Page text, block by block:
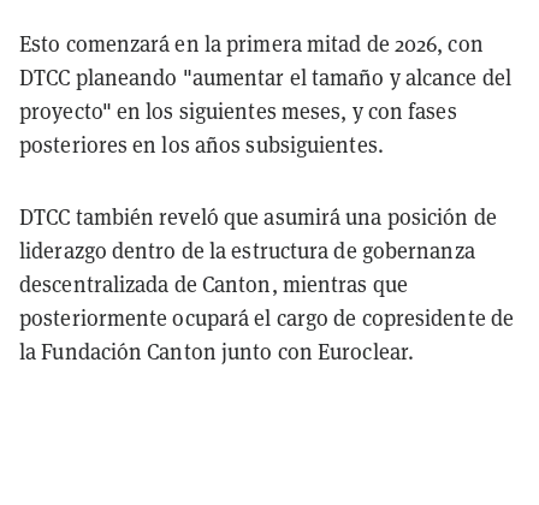
Esto comenzará en la primera mitad de 2026, con
DTCC planeando "aumentar el tamaño y alcance del
proyecto" en los siguientes meses, y con fases
posteriores en los años subsiguientes.
DTCC también reveló que asumirá una posición de
liderazgo dentro de la estructura de gobernanza
descentralizada de Canton, mientras que
posteriormente ocupará el cargo de copresidente de
la Fundación Canton junto con Euroclear.